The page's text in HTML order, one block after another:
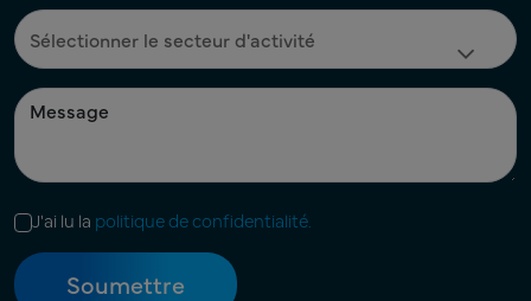
J'ai lu la politique de confidentialité.